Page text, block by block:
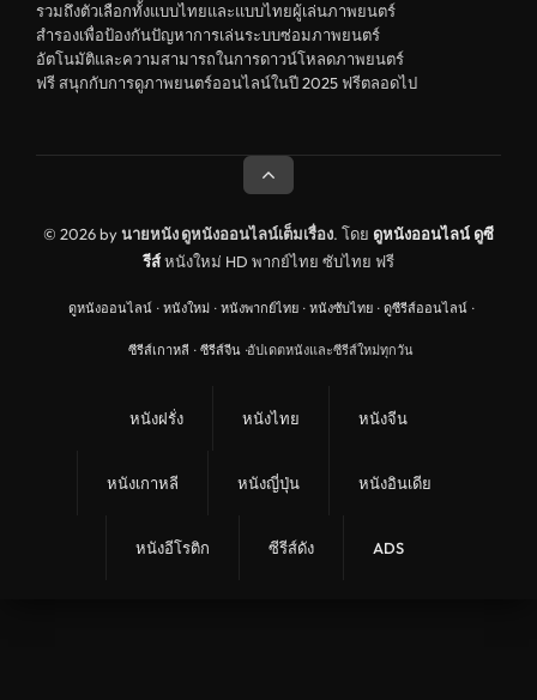
รวมถึงตัวเลือกทั้งแบบไทยและแบบไทยผู้เล่นภาพยนตร์
สำรองเพื่อป้องกันปัญหาการเล่นระบบซ่อมภาพยนตร์
อัตโนมัติและความสามารถในการดาวน์โหลดภาพยนตร์
ฟรี สนุกกับการดูภาพยนตร์ออนไลน์ในปี 2025 ฟรีตลอดไป
© 2026 byนายหนัง ดูหนังออนไลน์เต็มเรื่อง. โดย ดูหนังออนไลน์ ดูซี
รีส์หนังใหม่ HD พากย์ไทย ซับไทย ฟรี
ดูหนังออนไลน์ · หนังใหม่ · หนังพากย์ไทย · หนังซับไทย · ดูซีรีส์ออนไลน์ ·
ซีรีส์เกาหลี · ซีรีส์จีน ·อัปเดตหนังและซีรีส์ใหม่ทุกวัน
หนังฝรั่ง หนังไทย หนังจีน
หนังเกาหลี หนังญี่ปุ่น หนังอินเดีย
หนังอีโรติก ซีรีส์ดัง ADS